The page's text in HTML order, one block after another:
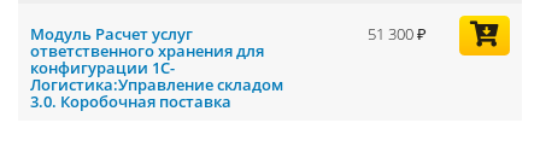
Модуль Расчет услуг
ответственного хранения для
конфигурации 1С-
Логистика:Управление складом
3.0. Коробочная поставка
51 300